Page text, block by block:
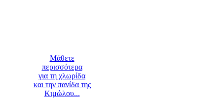
Μάθετε
περισσότερα
για τη χλωρίδα
και την πανίδα της
Κιμώλου...